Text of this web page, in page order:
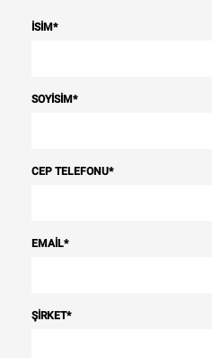
İSIM*
SOYISIM*
CEP TELEFONU*
EMAIL*
ŞIRKET*